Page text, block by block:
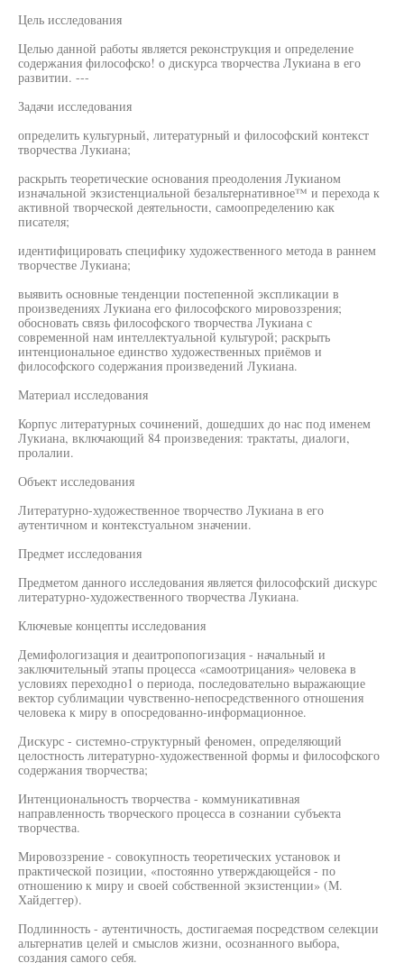
Цель исследования
Целью данной работы является реконструкция и определение
содержания философско! о дискурса творчества Лукиана в его
развитии. ---
Задачи исследования
определить культурный, литературный и философский контекст
творчества Лукиана;
раскрыть теоретические основания преодоления Лукианом
изначальной экзистенциальной безальтернативное™ и перехода к
активной творческой деятельности, самоопределению как
писателя;
идентифицировать специфику художественного метода в раннем
творчестве Лукиана;
выявить основные тенденции постепенной экспликации в
произведениях Лукиана его философского мировоззрения;
обосновать связь философского творчества Лукиана с
современной нам интеллектуальной культурой; раскрыть
интенциональное единство художественных приёмов и
философского содержания произведений Лукиана.
Материал исследования
Корпус литературных сочинений, дошедших до нас под именем
Лукиана, включающий 84 произведения: трактаты, диалоги,
пролалии.
Объект исследования
Литературно-художественное творчество Лукиана в его
аутентичном и контекстуальном значении.
Предмет исследования
Предметом данного исследования является философский дискурс
литературно-художественного творчества Лукиана.
Ключевые концепты исследования
Демифологизация и деаитропопогизация - начальный и
заключительный этапы процесса «самоотрицания» человека в
условиях переходно1 о периода, последовательно выражающие
вектор сублимации чувственно-непосредственного отношения
человека к миру в опосредованно-информационное.
Дискурс - системно-структурный феномен, определяющий
целостность литературно-художественной формы и философского
содержания творчества;
Интенциональностъ творчества - коммуникативная
направленность творческого процесса в сознании субъекта
творчества.
Мировоззрение - совокупность теоретических установок и
практической позиции, «постоянно утверждающейся - по
отношению к миру и своей собственной экзистенции» (М.
Хайдеггер).
Подлинность - аутентичность, достигаемая посредством селекции
альтернатив целей и смыслов жизни, осознанного выбора,
создания самого себя.